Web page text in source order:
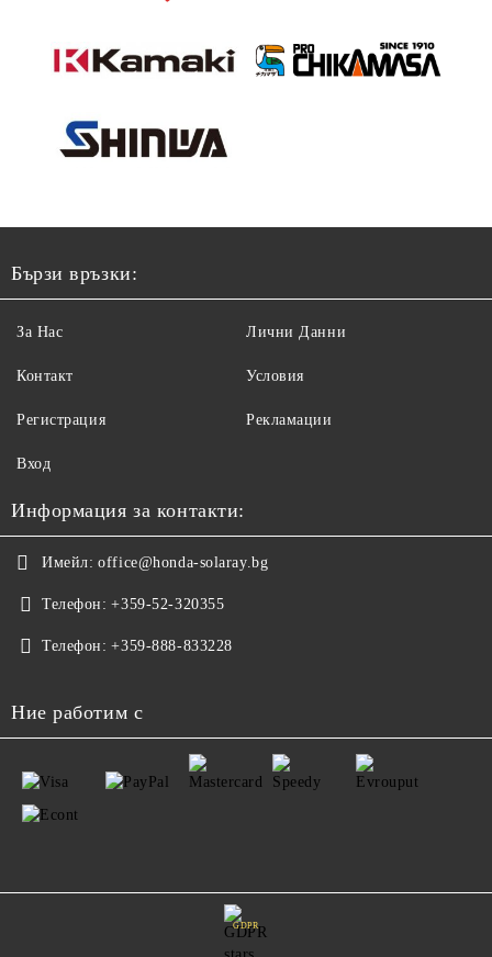
Бързи връзки:
За Нас
Контакт
Регистрация
Вход
Лични Данни
Условия
Рекламации
Информация за контакти:
Имейл: office@honda-solaray.bg
Телефон: +359-52-320355
Телефон: +359-888-833228
Ние работим с
GDPR